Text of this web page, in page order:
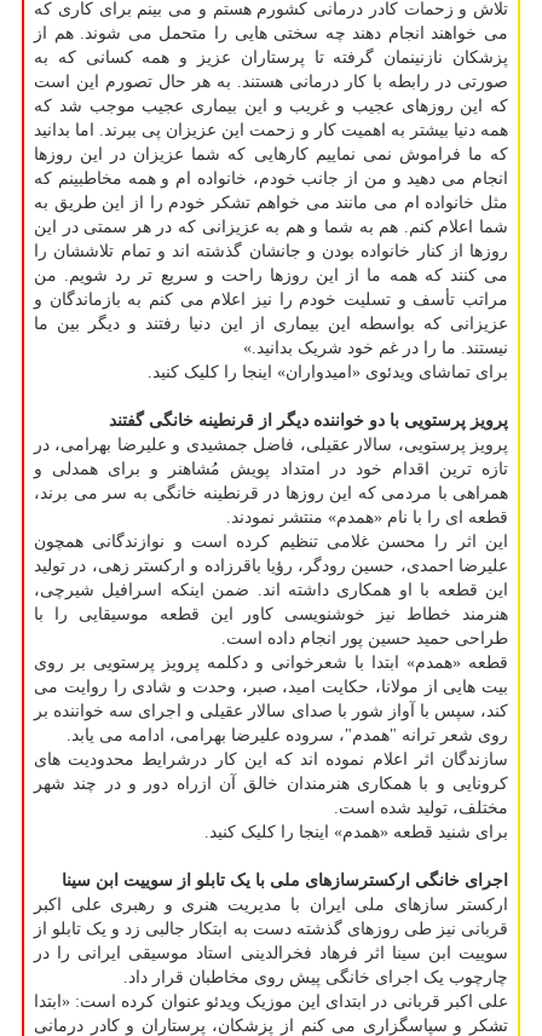
تلاش و زحمات کادر درمانی کشورم هستم و می بینم برای کاری که
می خواهند انجام دهند چه سختی هایی را متحمل می شوند. هم از
پزشکان نازنینمان گرفته تا پرستاران عزیز و همه کسانی که به
صورتی در رابطه با کار درمانی هستند. به هر حال تصورم این است
که این روزهای عجیب و غریب و این بیماری عجیب موجب شد که
همه دنیا بیشتر به اهمیت کار و زحمت این عزیزان پی ببرند. اما بدانید
که ما فراموش نمی نماییم کارهایی که شما عزیزان در این روزها
انجام می دهید و من از جانب خودم، خانواده ام و همه مخاطبینم که
مثل خانواده ام می مانند می خواهم تشکر خودم را از این طریق به
شما اعلام کنم. هم به شما و هم به عزیزانی که در هر سمتی در این
روزها از کنار خانواده بودن و جانشان گذشته اند و تمام تلاششان را
می کنند که همه ما از این روزها راحت و سریع تر رد شویم. من
مراتب تأسف و تسلیت خودم را نیز اعلام می کنم به بازماندگان و
عزیزانی که بواسطه این بیماری از این دنیا رفتند و دیگر بین ما
نیستند. ما را در غم خود شریک بدانید.»
برای تماشای ویدئوی «امیدواران» اینجا را کلیک کنید.
پرویز پرستویی با دو خواننده دیگر از قرنطینه خانگی گفتند
پرویز پرستویی، سالار عقیلی، فاضل جمشیدی و علیرضا بهرامی، در
تازه ترین اقدام خود در امتداد پویش مُشاهنر و برای همدلی و
همراهی با مردمی که این روزها در قرنطینه خانگی به سر می برند،
قطعه ای را با نام «همدم» منتشر نمودند.
این اثر را محسن غلامی تنظیم کرده است و نوازندگانی همچون
علیرضا احمدی، حسین رودگر، رؤیا باقرزاده و ارکستر زهی، در تولید
این قطعه با او همکاری داشته اند. ضمن اینکه اسرافیل شیرچی،
هنرمند خطاط نیز خوشنویسی کاور این قطعه موسیقایی را با
طراحی حمید حسین پور انجام داده است.
قطعه «همدم» ابتدا با شعرخوانی و دکلمه پرویز پرستویی بر روی
بیت هایی از مولانا، حکایت امید، صبر، وحدت و شادی را روایت می
کند، سپس با آواز شور با صدای سالار عقیلی و اجرای سه خواننده بر
روی شعر ترانه "همدم"، سروده علیرضا بهرامی، ادامه می یابد.
سازندگان اثر اعلام نموده اند که این کار درشرایط محدودیت های
کرونایی و با همکاری هنرمندان خالق آن ازراه دور و در چند شهر
مختلف، تولید شده است.
برای شنید قطعه «همدم» اینجا را کلیک کنید.
اجرای خانگی ارکسترسازهای ملی با یک تابلو از سوییت ابن سینا
ارکستر سازهای ملی ایران با مدیریت هنری و رهبری علی اکبر
قربانی نیز طی روزهای گذشته دست به ابتکار جالبی زد و یک تابلو از
سوییت ابن سینا اثر فرهاد فخرالدینی استاد موسیقی ایرانی را در
چارچوب یک اجرای خانگی پیش روی مخاطبان قرار داد.
علی اکبر قربانی در ابتدای این موزیک ویدئو عنوان کرده است: «ابتدا
تشکر و سپاسگزاری می کنم از پزشکان، پرستاران و کادر درمانی